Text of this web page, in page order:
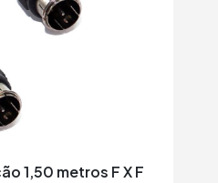
1,50 metros F X F